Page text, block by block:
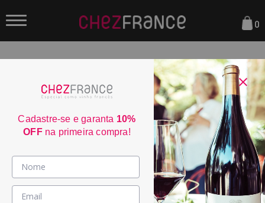
Vinhos >
0
ORDENAR POR:
Cadastre-se e garanta 10%
OFFna primeira compra!